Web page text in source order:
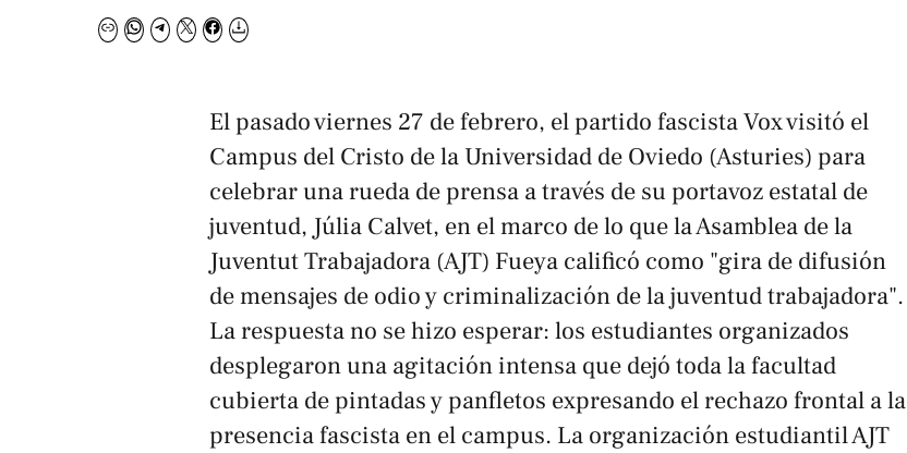
El pasado viernes 27 de febrero, el partido fascista Vox visitó el
Campus del Cristo de la Universidad de Oviedo (Asturies) para
celebrar una rueda de prensa a través de su portavoz estatal de
juventud, Júlia Calvet, en el marco de lo que la Asamblea de la
Juventut Trabajadora (AJT) Fueya calificó como "gira de difusión
de mensajes de odio y criminalización de la juventud trabajadora".
La respuesta no se hizo esperar: los estudiantes organizados
desplegaron una agitación intensa que dejó toda la facultad
cubierta de pintadas y panfletos expresando el rechazo frontal a la
presencia fascista en el campus. La organización estudiantil AJT